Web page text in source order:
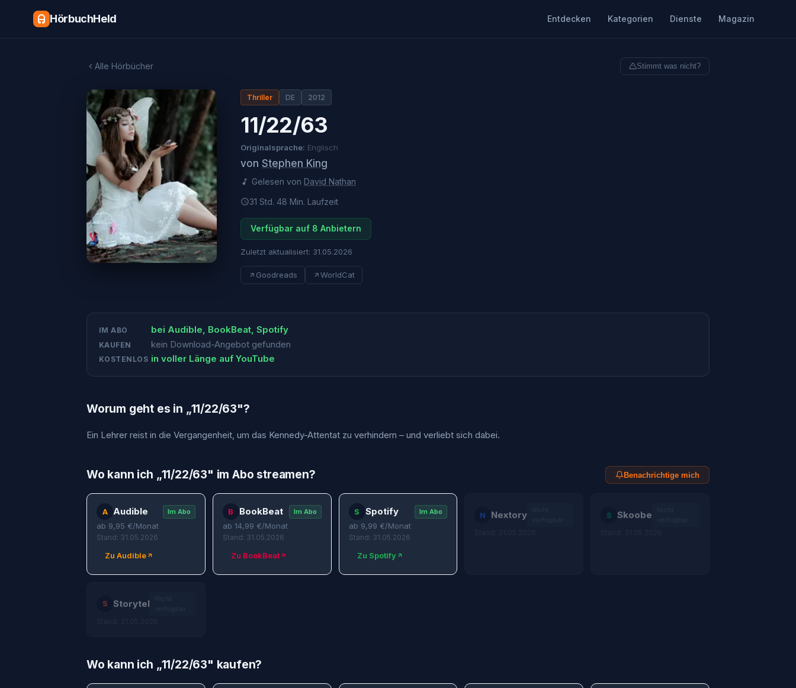
HörbuchHeld Entdecken Kategorien Dienste Magazin
Alle Hörbücher Stimmt was nicht?
Thriller DE 2012
11/22/63
Originalsprache: Englisch
von Stephen King
Gelesen von David Nathan
31 Std. 48 Min. Laufzeit
Verfügbar auf 8 Anbietern
Zuletzt aktualisiert: 31.05.2026
Goodreads WorldCat
IM ABO bei Audible, BookBeat, Spotify
KAUFEN kein Download-Angebot gefunden
KOSTENLOS in voller Länge auf YouTube
Worum geht es in „11/22/63"?
Ein Lehrer reist in die Vergangenheit, um das Kennedy-Attentat zu verhindern – und verliebt sich dabei.
Wo kann ich „11/22/63" im Abo streamen? Benachrichtige mich
A Audible Im Abo
ab 9,95 €/Monat
Stand: 31.05.2026
Zu Audible
B BookBeat Im Abo
ab 14,99 €/Monat
Stand: 31.05.2026
Zu BookBeat
S Spotify Im Abo
ab 9,99 €/Monat
Stand: 31.05.2026
Zu Spotify
N Nextory S Skoobe
S Storytel
Wo kann ich „11/22/63" kaufen?